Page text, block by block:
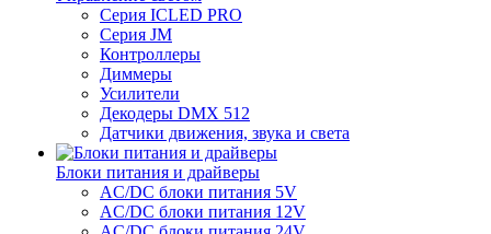
Серия ICLED PRO
Серия JM
Контроллеры
Диммеры
Усилители
Декодеры DMX 512
Датчики движения, звука и света
Блоки питания и драйверы
AC/DC блоки питания 5V
AC/DC блоки питания 12V